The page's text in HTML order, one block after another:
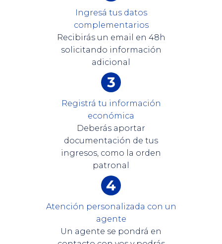
Ingresá tus datos
complementarios
Recibirás un email en 48h
solicitando información
adicional
Registrá tu información
económica
Deberás aportar
documentación de tus
ingresos, como la orden
patronal
Atención personalizada con un
agente
Un agente se pondrá en